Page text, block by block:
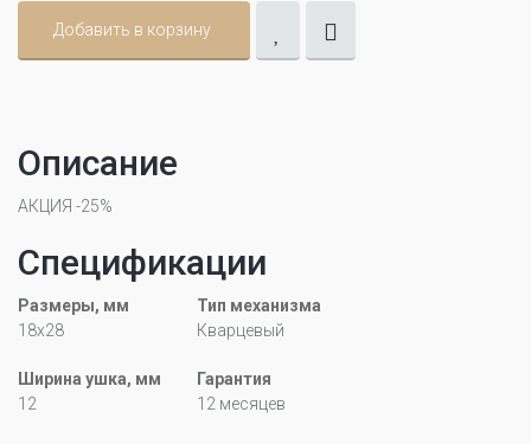
Добавить в корзину
Описание
АКЦИЯ -25%
Спецификации
Размеры, мм
18x28
Тип механизма
Кварцевый
Ширина ушка, мм
12
Гарантия
12 месяцев